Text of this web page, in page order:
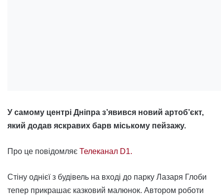
У самому центрі Дніпра з’явився новий артоб’єкт,
який додав яскравих барв міському пейзажу.
Про це повідомляє Телеканал D1.
Стіну однієї з будівель на вході до парку Лазаря Глоби
тепер прикрашає казковий малюнок. Автором роботи